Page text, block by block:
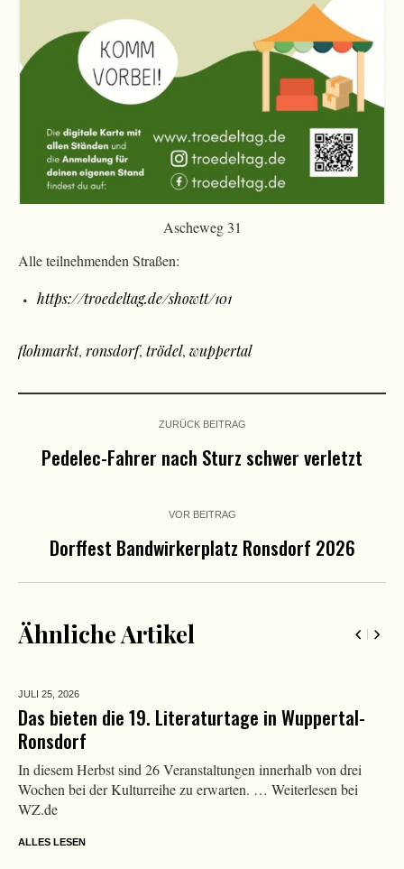
Ascheweg 31
Alle teilnehmenden Straßen:
https://troedeltag.de/showtt/101
flohmarkt, ronsdorf, trödel, wuppertal
ZURÜCK BEITRAG
Pedelec-Fahrer nach Sturz schwer verletzt
VOR BEITRAG
Dorffest Bandwirkerplatz Ronsdorf 2026
Ähnliche Artikel
JULI 25, 2026
Das bieten die 19. Literaturtage in Wuppertal-
Ronsdorf
In diesem Herbst sind 26 Veranstaltungen innerhalb von drei
Wochen bei der Kulturreihe zu erwarten. … Weiterlesen bei
WZ.de
ALLES LESEN